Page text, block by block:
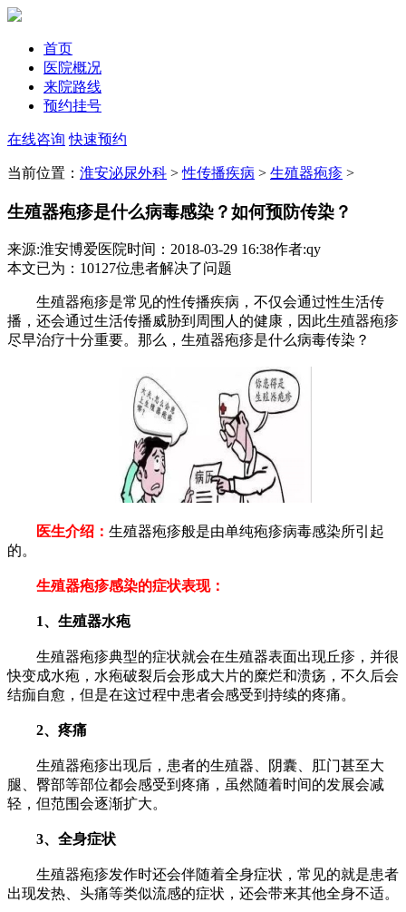
首页
医院概况
来院路线
预约挂号
在线咨询 快速预约
当前位置： 淮安泌尿外科 >性传播疾病 > 生殖器疱疹 >
生殖器疱疹是什么病毒感染？如何预防传染？
来源:淮安博爱医院时间：2018-03-29 16:38作者:qy
本文已为 ：10127位患者解决了问题
生殖器疱疹是常见的性传播疾病，不仅会通过性生活传
播，还会通过生活传播威胁到周围人的健康，因此生殖器疱疹
尽早治疗十分重要。那么，生殖器疱疹是什么病毒传染？
医生介绍： 生殖器疱疹般是由单纯疱疹病毒感染所引起
的。
生殖器疱疹感染的症状表现：
1、生殖器水疱
生殖器疱疹典型的症状就会在生殖器表面出现丘疹，并很
快变成水疱，水疱破裂后会形成大片的糜烂和溃疡，不久后会
结痂自愈，但是在这过程中患者会感受到持续的疼痛。
2、疼痛
生殖器疱疹出现后，患者的生殖器、阴囊、肛门甚至大
腿、臀部等部位都会感受到疼痛，虽然随着时间的发展会减
轻，但范围会逐渐扩大。
3、全身症状
生殖器疱疹发作时还会伴随着全身症状，常见的就是患者
出现发热、头痛等类似流感的症状，还会带来其他全身不适。